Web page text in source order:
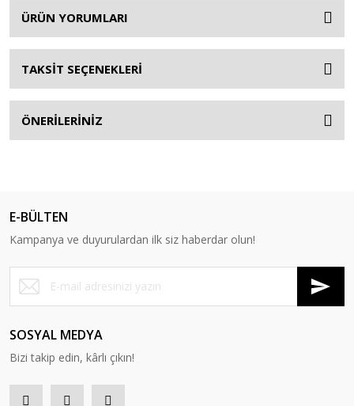
ÜRÜN YORUMLARI
TAKSİT SEÇENEKLERİ
ÖNERİLERİNİZ
E-BÜLTEN
Kampanya ve duyurulardan ilk siz haberdar olun!
SOSYAL MEDYA
Bizi takip edin, kârlı çıkın!